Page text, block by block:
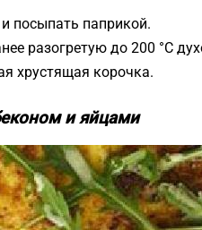
посыпать паприкой.
разогретую до 200 °C
хрустящая корочка.
и яйцами